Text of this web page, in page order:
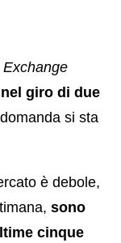
giro di due
si sta
è debole,
sono
cinque